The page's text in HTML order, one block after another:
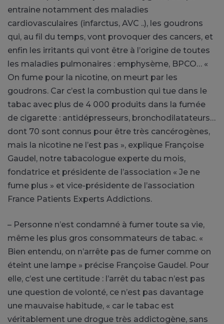
entraine notamment des maladies
cardiovasculaires (infarctus, AVC ..), les goudrons
qui, au fil du temps, vont provoquer des cancers, et
enfin les irritants qui vont être à l’origine de toutes
les maladies pulmonaires : emphysème, BPCO… «
On fume pour la nicotine, on meurt par les
goudrons. Car c’est la combustion qui tue dans le
tabac avec plus de 4 000 produits dans la fumée
de cigarette : antidépresseurs, bronchodilatateurs…
dont 70 sont connus pour être très cancérogènes,
mais la nicotine ne l’est pas », explique Françoise
Gaudel, notre tabacologue experte du mois,
fondatrice et présidente de l’association « Je ne
fume plus » et vice-présidente de l’association
France Patients Experts Addictions.
– Personne n’est condamné à fumer toute sa vie,
même les plus gros consommateurs de tabac. «
Bien entendu, on n’arrête pas de fumer comme on
éteint une lampe » précise Françoise Gaudel. Pour
elle, c’est une certitude : l’arrêt du tabac n’est pas
une question de volonté, ce n’est pas davantage
une mauvaise habitude, « car le tabac est
véritablement une drogue très addictogène, sans